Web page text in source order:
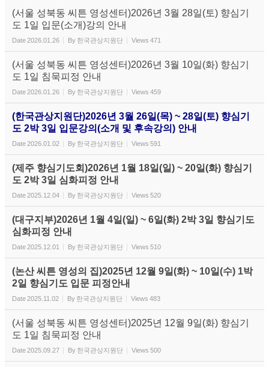
(서울 성북동 씨튼 영성센터)2026년 3월 28일(토) 향심기
도 1일 입문(소개)강의 안내
Date2026.01.26 By 한국관상지원단 Views 471
(서울 성북동 씨튼 영성센터)2026년 3월 10일(화) 향심기
도 1일 침묵피정 안내
Date2026.01.26 By 한국관상지원단 Views 459
(한국관상지원단)2026년 3월 26일(목) ~ 28일(토) 향심기
도 2박 3일 입문강의(소개 및 후속강의) 안내
Date2026.01.02 By 한국관상지원단 Views 591
(제주 향심기도회)2026년 1월 18일(일) ~ 20일(화) 향심기
도 2박 3일 심화피정 안내
Date2025.12.04 By 한국관상지원단 Views 520
(대구지부)2026년 1월 4일(일) ~ 6일(화) 2박 3일 향심기도
심화피정 안내
Date2025.12.01 By 한국관상지원단 Views 510
(논산 씨튼 영성의 집)2025년 12월 9일(화) ~ 10일(수) 1박
2일 향심기도 입문 피정안내
Date2025.11.02 By 한국관상지원단 Views 483
(서울 성북동 씨튼 영성센터)2025년 12월 9일(화) 향심기
도 1일 침묵피정 안내
Date2025.09.27 By 한국관상지원단 Views 500